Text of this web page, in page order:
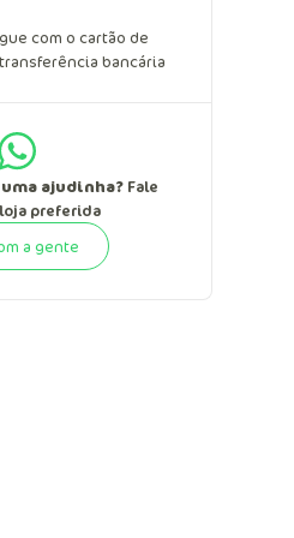
com o cartão de
bancária
ajudinha? Fale
preferida
a gente